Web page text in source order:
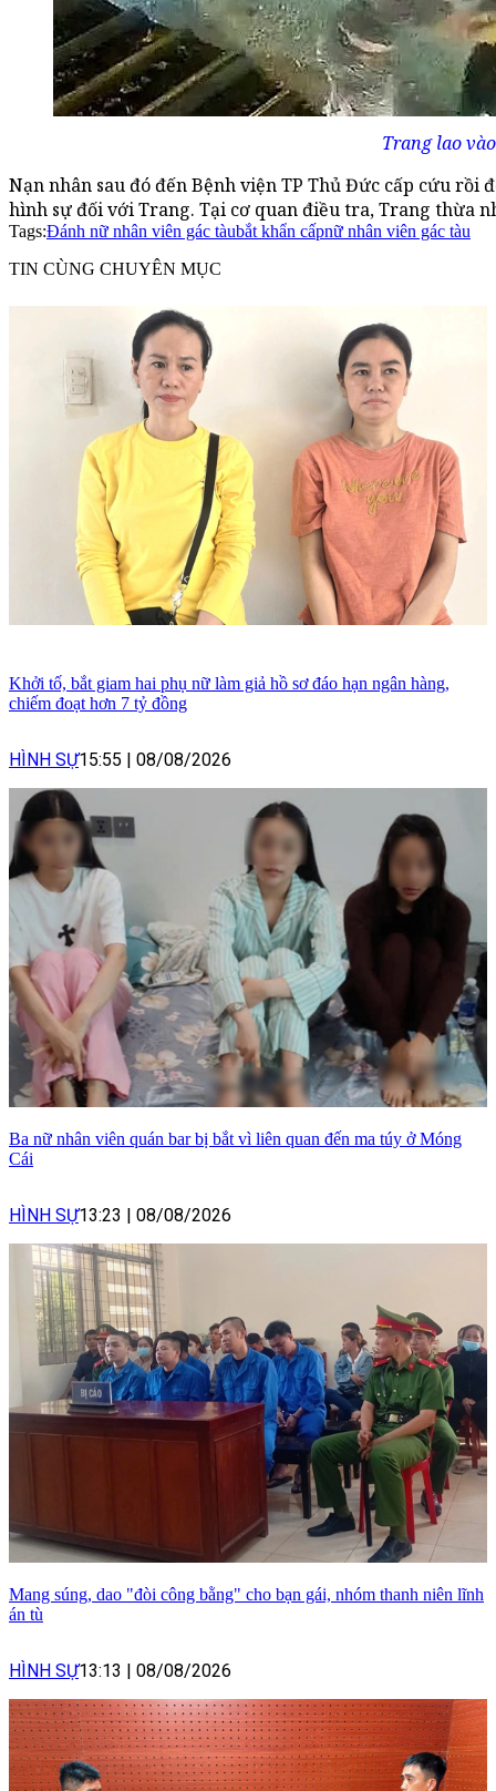
Trang lao
Nạn nhân sau đó đến Bệnh viện TP Thủ Đức cấp cứu
hình sự đối với Trang. Tại cơ quan điều tra, Trang thừa
Tags:Đánh nữ nhân viên gác tàubắt khẩn cấpnữ nhân viên gác tàu
TIN CÙNG CHUYÊN MỤC
Khởi tố, bắt giam hai phụ nữ làm giả hồ sơ đáo hạn ngân hàng,
chiếm đoạt hơn 7 tỷ đồng
HÌNH SỰ15:55 08/08/2026
Ba nữ nhân viên quán bar bị bắt vì liên quan đến ma túy ở Móng
Cái
HÌNH SỰ13:23 08/08/2026
Mang súng, dao "đòi công bằng" cho bạn gái, nhóm thanh niên lĩnh
án tù
HÌNH SỰ13:13 08/08/2026